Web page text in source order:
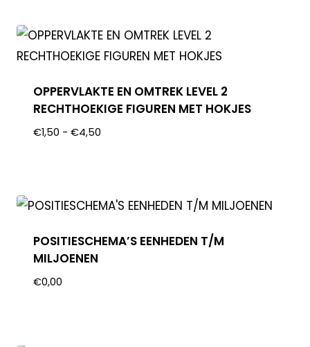
OPPERVLAKTE EN OMTREK LEVEL 2
RECHTHOEKIGE FIGUREN MET HOKJES
€1,50 - €4,50
POSITIESCHEMA’S EENHEDEN T/M
MILJOENEN
€0,00